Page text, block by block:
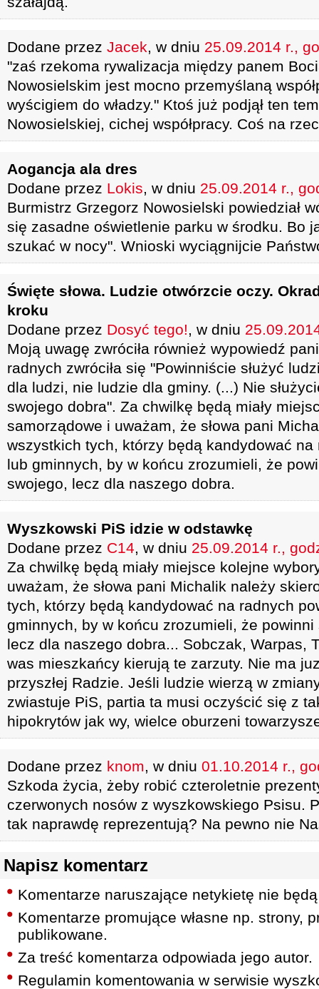
Dodane przez Jacek, w dniu 25.09.2014 r.,
"zaś rzekoma rywalizacja między panem
Nowosielskim jest mocno przemyślaną
wyścigiem do władzy." Ktoś już podjął ten
Nowosielskiej, cichej współpracy. Coś na
Aogancja ala dres
Dodane przez Lokis, w dniu 25.09.2014 r.,
Burmistrz Grzegorz Nowosielski powiedział
się zasadne oświetlenie parku w środku. Bo
szukać w nocy". Wnioski wyciągnijcie
Święte słowa. Ludzie otwórzcie oczy.
kroku
Dodane przez Dosyć tego!, w dniu
Moją uwagę zwróciła również wypowiedź
radnych zwróciła się "Powinniście służyć
dla ludzi, nie ludzie dla gminy. (...) Nie
swojego dobra". Za chwilkę będą miały
samorządowe i uważam, że słowa pani
wszystkich tych, którzy będą kandydować
lub gminnych, by w końcu zrozumieli, że
swojego, lecz dla naszego dobra.
Wyszkowski PiS idzie w odstawkę
Dodane przez C14, w dniu 25.09.2014 r.,
Za chwilkę będą miały miejsce kolejne
uważam, że słowa pani Michalik należy
tych, którzy będą kandydować na radnych
gminnych, by w końcu zrozumieli, że powinni
lecz dla naszego dobra... Sobczak, Warpas,
was mieszkańcy kierują te zarzuty. Nie ma
przyszłej Radzie. Jeśli ludzie wierzą w
zwiastuje PiS, partia ta musi oczyścić się z
hipokrytów jak wy, wielce oburzeni
Dodane przez knom, w dniu 01.10.2014 r.,
Szkoda życia, żeby robić czteroletnie
czerwonych nosów z wyszkowskiego Psisu.
tak naprawdę reprezentują? Na pewno nie
Napisz komentarz
Komentarze naruszające netykietę nie
Komentarze promujące własne np. strony,
publikowane.
Za treść komentarza odpowiada jego autor.
Regulamin komentowania w serwisie